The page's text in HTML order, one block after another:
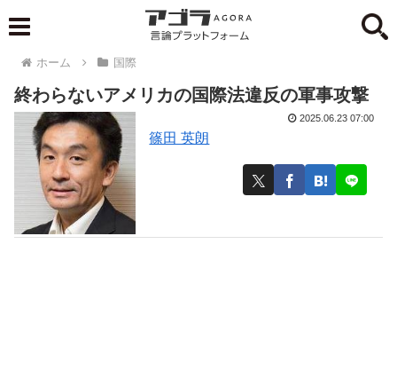
ホーム 国際
終わらないアメリカの国際法違反の軍事攻撃
篠田 英朗
2025.06.23 07:00